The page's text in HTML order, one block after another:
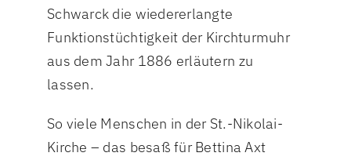
Schwarck die wiedererlangte
Funktionstüchtigkeit der Kirchturmuhr
aus dem Jahr 1886 erläutern zu
lassen.
So viele Menschen in der St.-Nikolai-
Kirche – das besaß für Bettina Axt